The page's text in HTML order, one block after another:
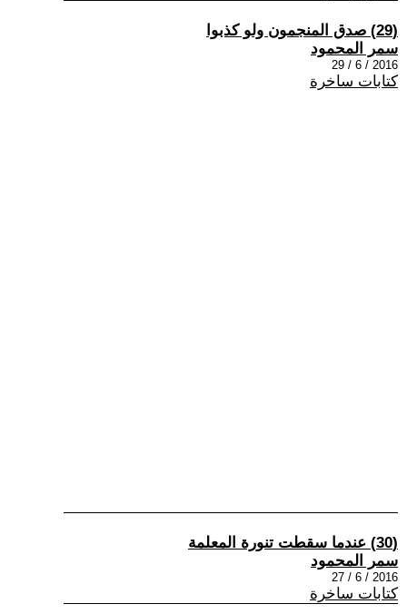
(29) صدق المنجمون ولو كذبوا
سمر المحمود
2016 / 6 / 29
كتابات ساخرة
(30) عندما سقطت تنورة المعلمة
سمر المحمود
2016 / 6 / 27
كتابات ساخرة